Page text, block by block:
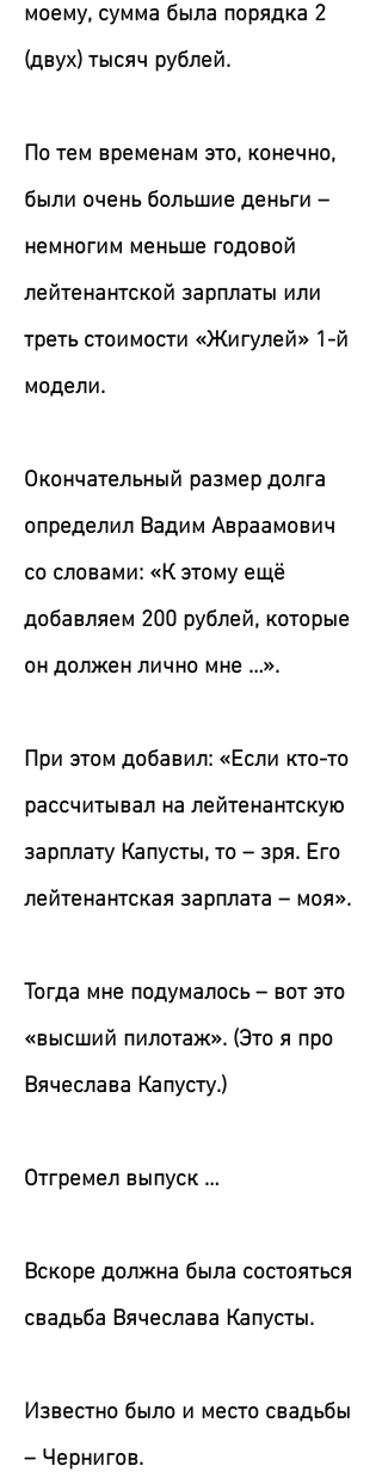
моему, сумма была порядка 2
(двух) тысяч рублей.
По тем временам это, конечно,
были очень большие деньги –
немногим меньше годовой
лейтенантской зарплаты или
треть стоимости «Жигулей» 1-й
модели.
Окончательный размер долга
определил Вадим Авраамович
со словами: «К этому ещё
добавляем 200 рублей, которые
он должен лично мне …».
При этом добавил: «Если кто-то
рассчитывал на лейтенантскую
зарплату Капусты, то – зря. Его
лейтенантская зарплата – моя».
Тогда мне подумалось – вот это
«высший пилотаж». (Это я про
Вячеслава Капусту.)
Отгремел выпуск …
Вскоре должна была состояться
свадьба Вячеслава Капусты.
Известно было и место свадьбы
– Чернигов.